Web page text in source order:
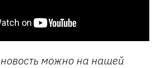
новость можно на нашей